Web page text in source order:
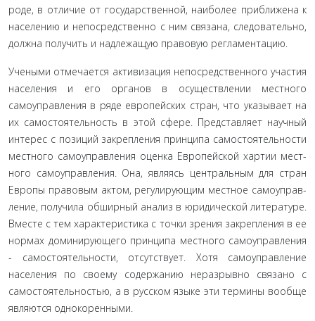
роде, в отличие от государственной, наиболее приближена к
населению и непосредственно с ним связана, следовательно,
должна получить и надлежащую правовую регламентацию.
Учеными отмечается активизация непосредственного участия
населения и его органов в осуществлении местного
самоуправления в ряде европейских стран, что указывает на
их самостоятельность в этой сфере. Представляет научный
ин­терес с позиций закрепления принципа самостоятельности
местного самоуправления оценка Европейской хартии мест­
ного самоуправления. Она, являясь центральным для стран
Европы правовым актом, регулирующим местное самоуправ­
ление, получила обширный анализ в юридической литерату­ре.
Вместе с тем характеристика с точки зрения закрепления в ее
нормах доминирующего принципа местного самоуправ­ления
- самостоятельности, отсутствует. Хотя самоуправление
населения по своему содержанию неразрывно связано с
само­стоятельностью, а в русском языке эти термины вообще
явля­ются однокоренными.